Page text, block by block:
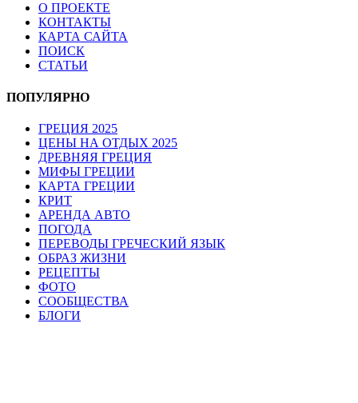
О ПРОЕКТЕ
КОНТАКТЫ
КАРТА САЙТА
ПОИСК
СТАТЬИ
ПОПУЛЯРНО
ГРЕЦИЯ 2025
ЦЕНЫ НА ОТДЫХ 2025
ДРЕВНЯЯ ГРЕЦИЯ
МИФЫ ГРЕЦИИ
КАРТА ГРЕЦИИ
КРИТ
АРЕНДА АВТО
ПОГОДА
ПЕРЕВОДЫ ГРЕЧЕСКИЙ ЯЗЫК
ОБРАЗ ЖИЗНИ
РЕЦЕПТЫ
ФОТО
СООБЩЕСТВА
БЛОГИ